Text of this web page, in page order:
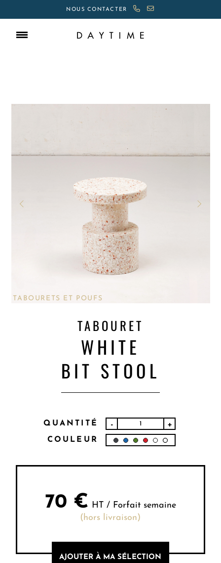
NOUS CONTACTER
TABOURETS ET POUFS
TABOURET
WHITE
BIT STOOL
QUANTITÉ - +
COULEUR
70 € HT / Forfait semaine
(hors livraison)
AJOUTER À MA SÉLECTION